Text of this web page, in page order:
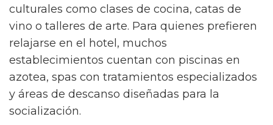
culturales como clases de cocina, catas de
vino o talleres de arte. Para quienes prefieren
relajarse en el hotel, muchos
establecimientos cuentan con piscinas en
azotea, spas con tratamientos especializados
y áreas de descanso diseñadas para la
socialización.